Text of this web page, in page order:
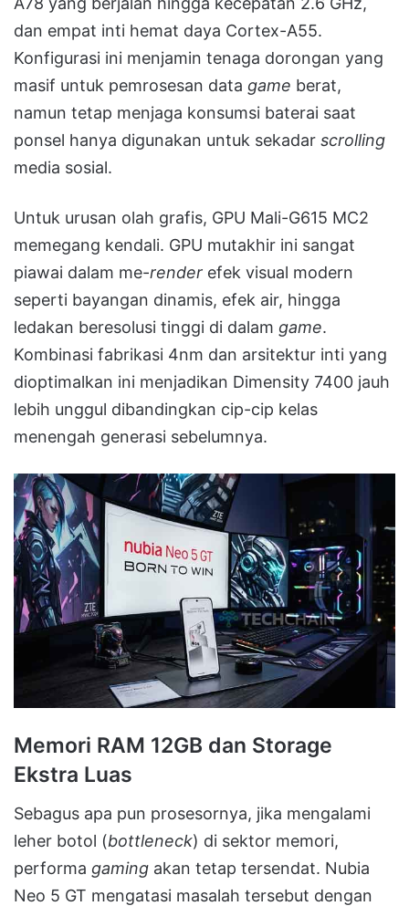
dan empat inti hemat daya Cortex-A55.
Konfigurasi ini menjamin tenaga dorongan yang
masif untuk pemrosesan data game berat,
namun tetap menjaga konsumsi baterai saat
ponsel hanya digunakan untuk sekadar scrolling
media sosial.
Untuk urusan olah grafis, GPU Mali-G615 MC2
memegang kendali. GPU mutakhir ini sangat
piawai dalam me-render efek visual modern
seperti bayangan dinamis, efek air, hingga
ledakan beresolusi tinggi di dalam game.
Kombinasi fabrikasi 4nm dan arsitektur inti yang
dioptimalkan ini menjadikan Dimensity 7400 jauh
lebih unggul dibandingkan cip-cip kelas
menengah generasi sebelumnya.
Memori RAM 12GB dan Storage
Ekstra Luas
Sebagus apa pun prosesornya, jika mengalami
leher botol (bottleneck) di sektor memori,
performa gaming akan tetap tersendat. Nubia
Neo 5 GT mengatasi masalah tersebut dengan